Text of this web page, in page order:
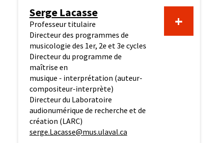
Serge Lacasse
Professeur titulaire
Directeur des programmes de
musicologie des 1er, 2e et 3e cycles
Directeur du programme de
maîtrise en
musique - interprétation (auteur-
compositeur-interprète)
Directeur du Laboratoire
audionumérique de recherche et de
création (LARC)
serge.Lacasse@mus.ulaval.ca
+